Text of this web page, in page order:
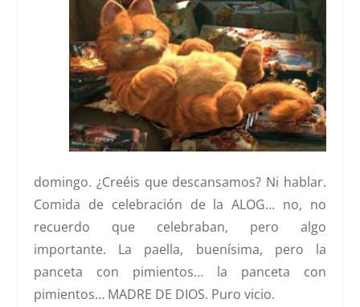
domingo. ¿Creéis que descansamos? Ni hablar.
Comida de celebración de la ALOG… no, no
recuerdo que celebraban, pero algo
importante. La paella, buenísima, pero la
panceta con pimientos… la panceta con
pimientos… MADRE DE DIOS. Puro vicio.